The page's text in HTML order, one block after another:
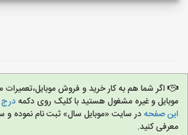
اگر شما هم به کار خرید و فروش موبایل،تعمیرات
موبایل و غیره مشغول هستید با کلیک روی دکمهدرج
این صفحهدر سایت «موبایل سال» ثبت نام نموده
معرفی کنید.